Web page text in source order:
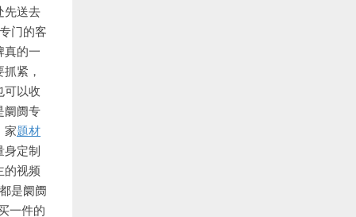
先送去
门的客
真的一
紧，
可以收
阛阓专
家题材
身定制
的视频
是阛阓
一件的